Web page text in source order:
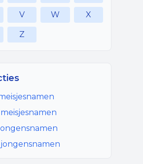
V W X
Z